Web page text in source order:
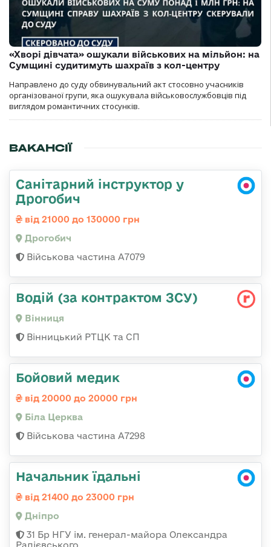
«Хворі дівчата» ошукали військових на мільйон: на
Сумщині судитимуть шахраїв з кол-центру
Направлено до суду обвинувальний акт стосовно учасників
організованої групи, яка ошукувала військовослужбовців під
виглядом романтичних стосунків.
ВАКАНСІЇ
Санітарний інструктор у
Дрогобич
від 21000 до 130000 грн
Дрогобич
Військова частина А7079
Водій (за контрактом ЗСУ)
Вінниця
Вінницький РТЦК та СП
Бойовий медик
від 20000 до 20000 грн
Біла Церква
Військова частина А7298
Начальник їдальні
від 21400 до 23000 грн
Дніпро
31 Бр НГУ ім. генерал-майора Олександра
Радієвського